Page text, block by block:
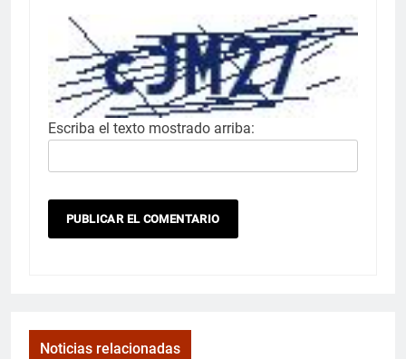
Escriba el texto mostrado arriba:
Noticias relacionadas